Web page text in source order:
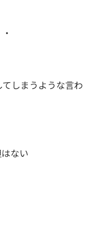
しまうような言わ
ない